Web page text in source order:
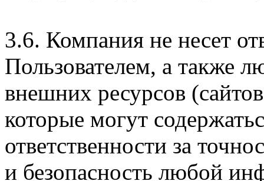
3.6. Компания не несет
Пользователем, а также
внешних ресурсов
которые могут
ответственности за
и безопасность любой